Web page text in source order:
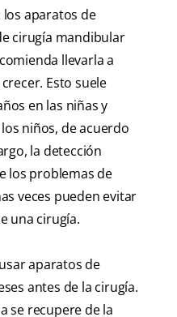
aparatos de
cirugía mandibular
llevarla a
Esto suele
en las niñas y
niños, de acuerdo
la detección
los problemas de
veces pueden evitar
una cirugía.
aparatos de
antes de la cirugía.
se recupere de la